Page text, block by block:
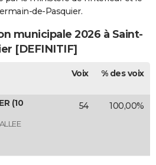
de-Pasquier.
municipale 2026 à Saint-
[DEFINITIF]
Voix % des voix
(10
54 100,00%